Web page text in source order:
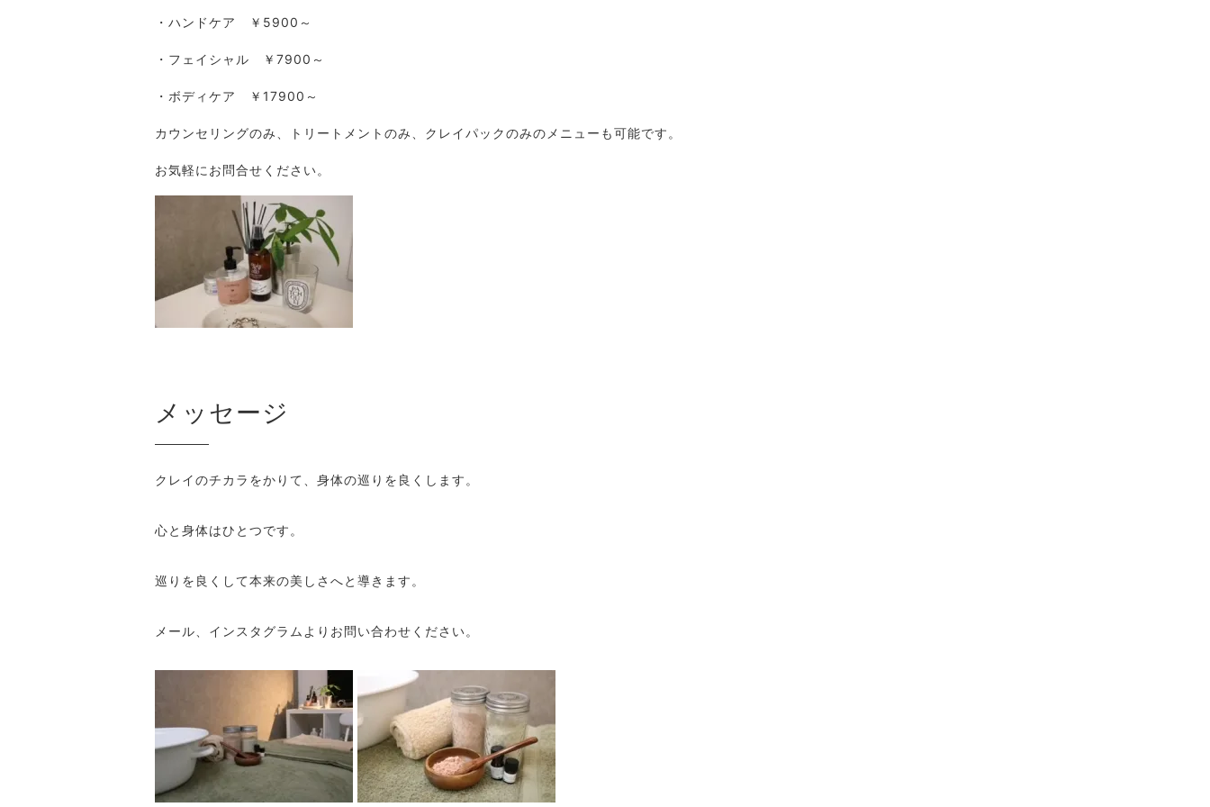
・ハンドケア ￥5900～
・フェイシャル ￥7900～
・ボディケア ￥17900～
カウンセリングのみ、トリートメントのみ、クレイパックのみのメニューも可能です。
お気軽にお問合せください。
メッセージ
クレイのチカラをかりて、身体の巡りを良くします。
心と身体はひとつです。
巡りを良くして本来の美しさへと導きます。
メール、インスタグラムよりお問い合わせください。